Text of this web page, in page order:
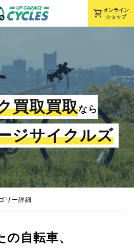
shopping_cart オンライン
ショップ
買取買取なら
ジサイクルズ
リー詳細
の自転車、